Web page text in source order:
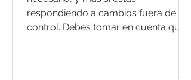
respondiendo a cambios fuera de tu
control. Debes tomar en cuenta que